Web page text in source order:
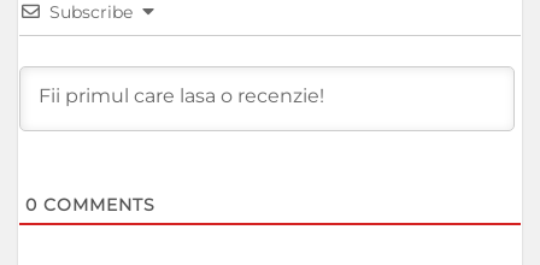
Subscribe
0 COMMENTS